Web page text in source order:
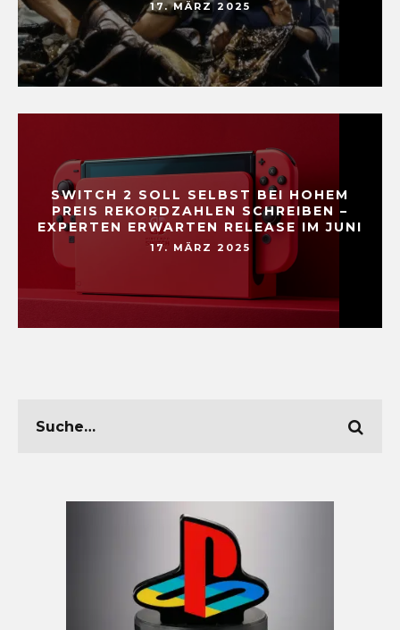
17. MÄRZ 2025
SWITCH 2 SOLL SELBST BEI HOHEM
PREIS REKORDZAHLEN SCHREIBEN –
EXPERTEN ERWARTEN RELEASE IM JUNI
17. MÄRZ 2025